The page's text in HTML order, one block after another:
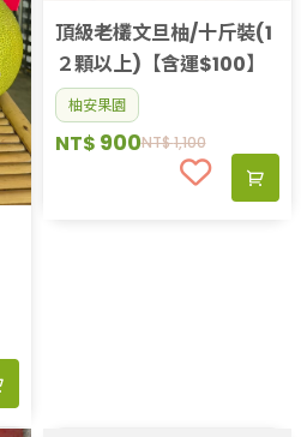
頂級老欉文旦柚/十斤裝(1
２顆以上)【含運$100】
柚安果園
NT$1,100
NT$ 900